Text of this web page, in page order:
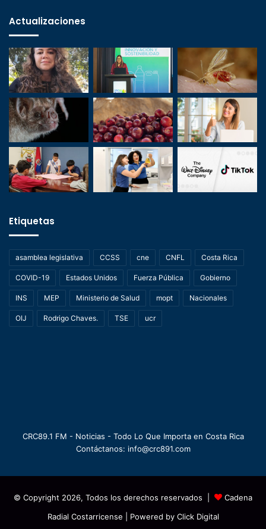
Actualizaciones
Etiquetas
asamblea legislativa CCSS cne CNFL Costa Rica
COVID-19 Estados Unidos Fuerza Pública Gobierno
INS MEP Ministerio de Salud mopt Nacionales
OIJ Rodrigo Chaves. TSE ucr
CRC89.1 FM - Noticias - Todo Lo Que Importa en Costa Rica
Contáctanos: info@crc891.com
© Copyright 2026, Todos los derechos reservados |
Cadena
Radial Costarricense | Powered by Click Digital